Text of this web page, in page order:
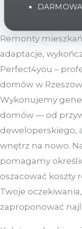
Remonty
adaptacje,
Perfect4you –
domów w
Wykonujemy
domów — od
deweloperskiego,
wnętrz na nowo.
pomagamy
oszacować koszty
Twoje
zaproponować